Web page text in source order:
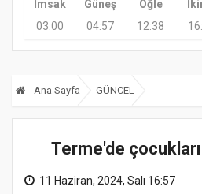
İmsak Güneş Öğle
03:00
04:57 12:38
Ana Sayfa GÜNCEL
Terme'de
11 Haziran, 2024, Salı 16:57